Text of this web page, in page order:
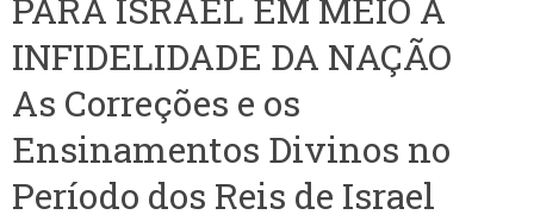
PARA ISRAEL EM MEIO À
INFIDELIDADE DA NAÇÃO
As Correções e os
Ensinamentos Divinos no
Período dos Reis de Israel